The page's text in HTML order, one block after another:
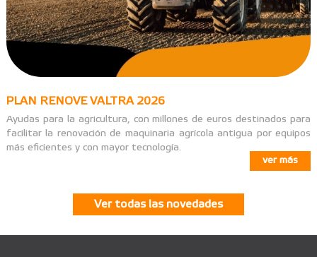
PLAN RENOVE VALTRA 2026
Ayudas para la agricultura, con millones de euros destinados para
facilitar la renovación de maquinaria agrícola antigua por equipos
más eficientes y con mayor tecnología.
ver más
Ver todas las novedades